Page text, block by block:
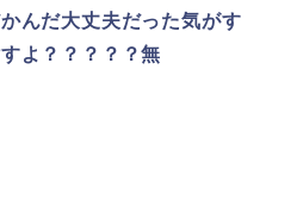
んだ大丈夫だった気がす
よ？？？？？無